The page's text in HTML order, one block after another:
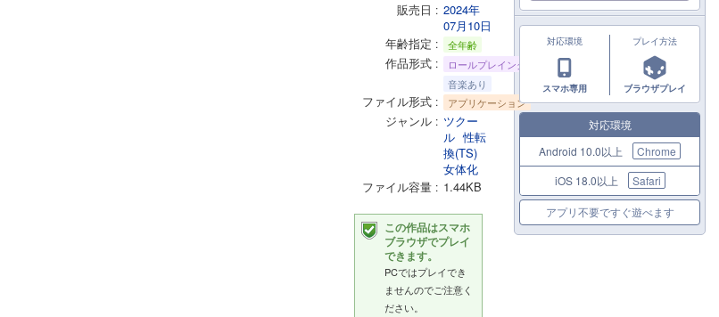
販売日
2024年
07月10日
年齢指定
全年齢
作品形式
ロールプレイング
音楽あり
ファイル形式 アプリケーション
ジャンル
ツクー
ル 性転
換(TS)
女体化
ファイル容量
1.44KB
この作品はスマホ
ブラウザでプレイ
できます。
PCではプレイでき
ませんのでご注意く
ださい。
対応環境
スマホ専用
プレイ方法
ブラウザプレイ
対応環境
Android 10.0以上
Chrome
iOS 18.0以上
Safari
アプリ不要ですぐ遊べます